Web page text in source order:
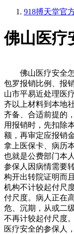
918搏天堂官
佛山医疗
佛山医疗安全怎
包罗报销比例、报
山市平易近处理医
齐以上材料到本地
齐备、合适前提的
用报销时，先扣除
额，再审定应报销
拿上医保卡、病历
也就是公费部门本
参保人因病情需要
构开出转院证明而
机构不计较起付尺
付尺度。病人正在
危、沉期，从或二
不再计较起付尺度
医疗安全的参保人